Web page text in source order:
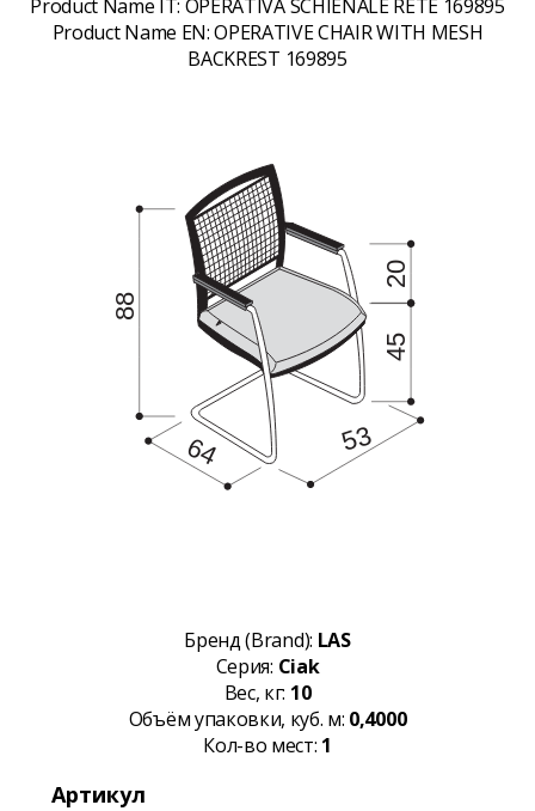
Product Name IT: OPERATIVA SCHIENALE RETE 169895
Product Name EN:OPERATIVE CHAIR WITH MESH
BACKREST 169895
Бренд (Brand): LAS
Серия: Ciak
Вес, кг: 10
Объём упаковки, куб. м: 0,4000
Кол-во мест: 1
Артикул